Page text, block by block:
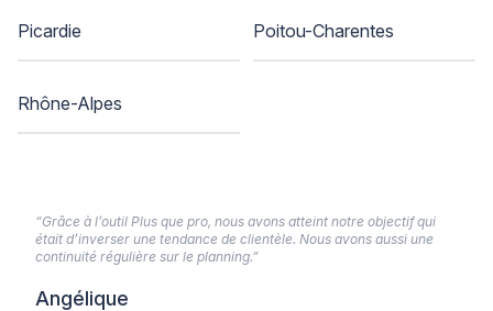
Picardie Poitou-Charentes
Rhône-Alpes
“Grâce à l’outil Plus que pro, nous avons atteint notre objectif qui
était d’inverser une tendance de clientèle. Nous avons aussi une
continuité régulière sur le planning.”
Angélique